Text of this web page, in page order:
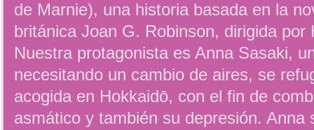
de Marnie), una historia basada en la
británica Joan G. Robinson, dirigida por
Nuestra protagonista es Anna Sasaki,
necesitando un cambio de aires, se
acogida en Hokkaidō, con el fin de
asmático y también su depresión. Anna